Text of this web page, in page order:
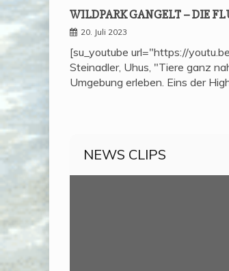
WILD­PARK GAN­GELT – DIE
20. Juli 2023
[su_youtube url="https://
Steinadler, Uhus, "Tiere ganz
Umgebung erleben. Eins der
NEWS CLIPS